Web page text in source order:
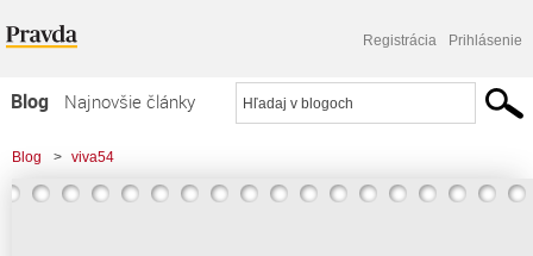
Registrácia Prihlásenie
Blog
Najnovšie články
Najčítanejšie články
Najkomentovanejšie články
Blog > viva54